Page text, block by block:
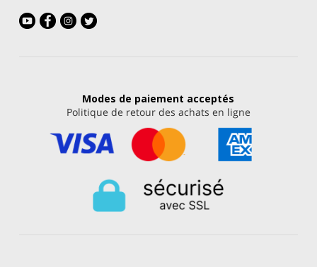
Modes de paiement acceptés
Politique de retour des achats en ligne